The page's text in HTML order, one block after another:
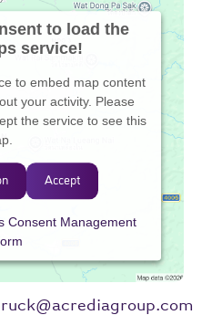
to load the
service!
to embed map content
your activity. Please
the service to see this
Accept
Consent Management